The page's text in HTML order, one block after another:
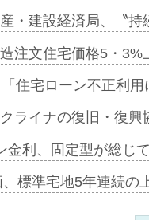
・建設経済局、〝
注文住宅価格5・
住宅ローン不正利
ライナの復旧・復
金利、固定型が総じ
、標準宅地5年連続